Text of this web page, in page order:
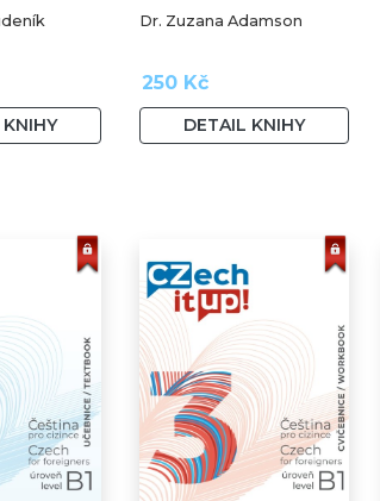
Dr. Zuzana Adamson
250 Kč
DETAIL KNIHY